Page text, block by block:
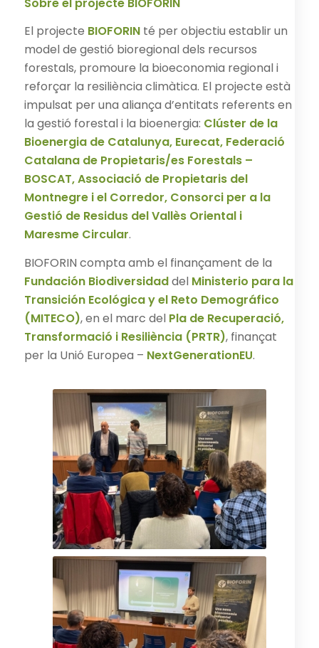
El projecte BIOFORINté per objectiu establir un
model de gestió bioregional dels recursos
forestals, promoure la bioeconomia regional i
reforçar la resiliència climàtica. El projecte està
impulsat per una aliança d’entitats referents en
la gestió forestal i la bioenergia: Clúster de la
Bioenergia de Catalunya, Eurecat, Federació
Catalana de Propietaris/es Forestals –
BOSCAT, Associació de Propietaris del
Montnegre i el Corredor, Consorci per a la
Gestió de Residus del Vallès Oriental i
Maresme Circular.
BIOFORIN compta amb el finançament de la
Fundación Biodiversidaddel Ministerio para la
Transición Ecológica y el Reto Demográfico
(MITECO), en el marc del Pla de Recuperació,
Transformació i Resiliència (PRTR), finançat
per la Unió Europea – NextGenerationEU.